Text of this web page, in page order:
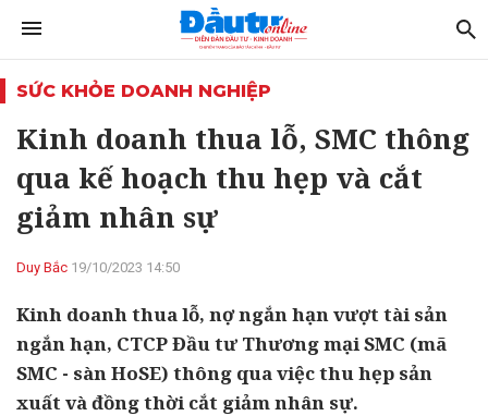
SỨC KHỎE DOANH NGHIỆP
Kinh doanh thua lỗ, SMC thông
qua kế hoạch thu hẹp và cắt
giảm nhân sự
Duy Bắc 19/10/2023 14:50
Kinh doanh thua lỗ, nợ ngắn hạn vượt tài sản
ngắn hạn, CTCP Đầu tư Thương mại SMC (mã
SMC - sàn HoSE) thông qua việc thu hẹp sản
xuất và đồng thời cắt giảm nhân sự.